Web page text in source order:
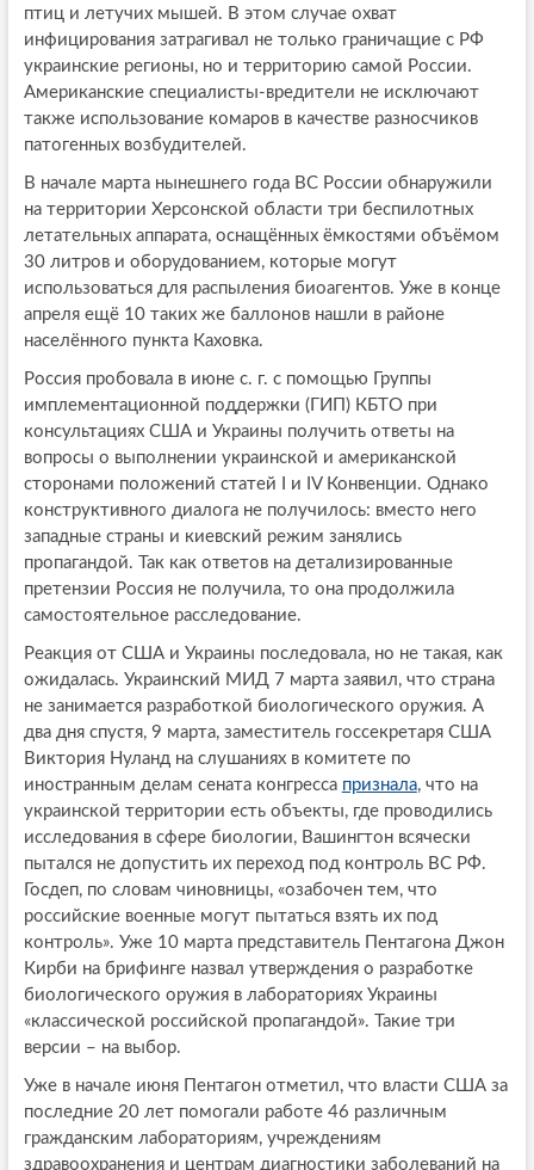
птиц и летучих мышей. В этом случае охват
инфицирования затрагивал не только граничащие с РФ
украинские регионы, но и территорию самой России.
Американские специалисты-вредители не исключают
также использование комаров в качестве разносчиков
патогенных возбудителей.
В начале марта нынешнего года ВС России обнаружили
на территории Херсонской области три беспилотных
летательных аппарата, оснащённых ёмкостями объёмом
30 литров и оборудованием, которые могут
использоваться для распыления биоагентов. Уже в конце
апреля ещё 10 таких же баллонов нашли в районе
населённого пункта Каховка.
Россия пробовала в июне с. г. с помощью Группы
имплементационной поддержки (ГИП) КБТО при
консультациях США и Украины получить ответы на
вопросы о выполнении украинской и американской
сторонами положений статей I и IV Конвенции. Однако
конструктивного диалога не получилось: вместо него
западные страны и киевский режим занялись
пропагандой. Так как ответов на детализированные
претензии Россия не получила, то она продолжила
самостоятельное расследование.
Реакция от США и Украины последовала, но не такая, как
ожидалась. Украинский МИД 7 марта заявил, что страна
не занимается разработкой биологического оружия. А
два дня спустя, 9 марта, заместитель госсекретаря США
Виктория Нуланд на слушаниях в комитете по
иностранным делам сената конгресса признала, что на
украинской территории есть объекты, где проводились
исследования в сфере биологии, Вашингтон всячески
пытался не допустить их переход под контроль ВС РФ.
Госдеп, по словам чиновницы, «озабочен тем, что
российские военные могут пытаться взять их под
контроль». Уже 10 марта представитель Пентагона Джон
Кирби на брифинге назвал утверждения о разработке
биологического оружия в лабораториях Украины
«классической российской пропагандой». Такие три
версии – на выбор.
Уже в начале июня Пентагон отметил, что власти США за
последние 20 лет помогали работе 46 различным
гражданским лабораториям, учреждениям
здравоохранения и центрам диагностики заболеваний на